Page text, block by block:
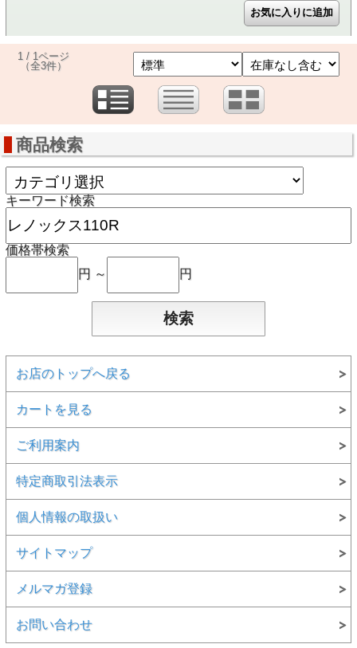
1 / 1ページ
（全3件）
商品検索
キーワード検索
価格帯検索
円 ～
円
お店のトップへ戻る
カートを見る
ご利用案内
特定商取引法表示
個人情報の取扱い
サイトマップ
メルマガ登録
お問い合わせ